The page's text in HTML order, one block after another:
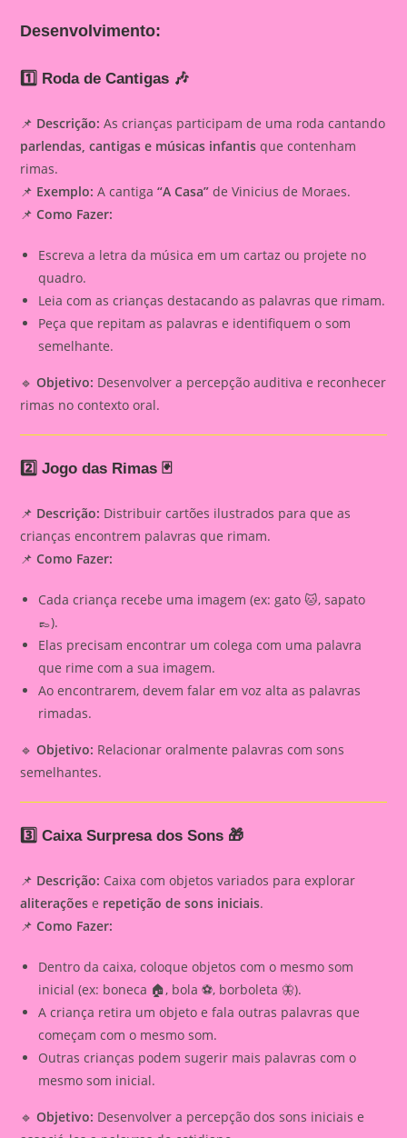
Desenvolvimento:
1️⃣ Roda de Cantigas 🎶
📌 Descrição: As crianças participam de uma roda cantando
parlendas, cantigas e músicas infantis que contenham
rimas.
📌 Exemplo: A cantiga“A Casa” de Vinicius de Moraes.
📌Como Fazer:
Escreva a letra da música em um cartaz ou projete no
quadro.
Leia com as crianças destacando as palavras que rimam.
Peça que repitam as palavras e identifiquem o som
semelhante.
🔹Objetivo: Desenvolver a percepção auditiva e reconhecer
rimas no contexto oral.
2️⃣ Jogo das Rimas 🃏
📌 Descrição: Distribuir cartões ilustrados para que as
crianças encontrem palavras que rimam.
📌Como Fazer:
Cada criança recebe uma imagem (ex: gato 🐱, sapato
👞).
Elas precisam encontrar um colega com uma palavra
que rime com a sua imagem.
Ao encontrarem, devem falar em voz alta as palavras
rimadas.
🔹Objetivo: Relacionar oralmente palavras com sons
semelhantes.
3️⃣ Caixa Surpresa dos Sons 🎁
📌 Descrição: Caixa com objetos variados para explorar
aliterações e repetição de sons iniciais.
📌Como Fazer:
Dentro da caixa, coloque objetos com o mesmo som
inicial (ex: boneca 🏠, bola ⚽, borboleta 🦋).
A criança retira um objeto e fala outras palavras que
começam com o mesmo som.
Outras crianças podem sugerir mais palavras com o
mesmo som inicial.
🔹Objetivo: Desenvolver a percepção dos sons iniciais e